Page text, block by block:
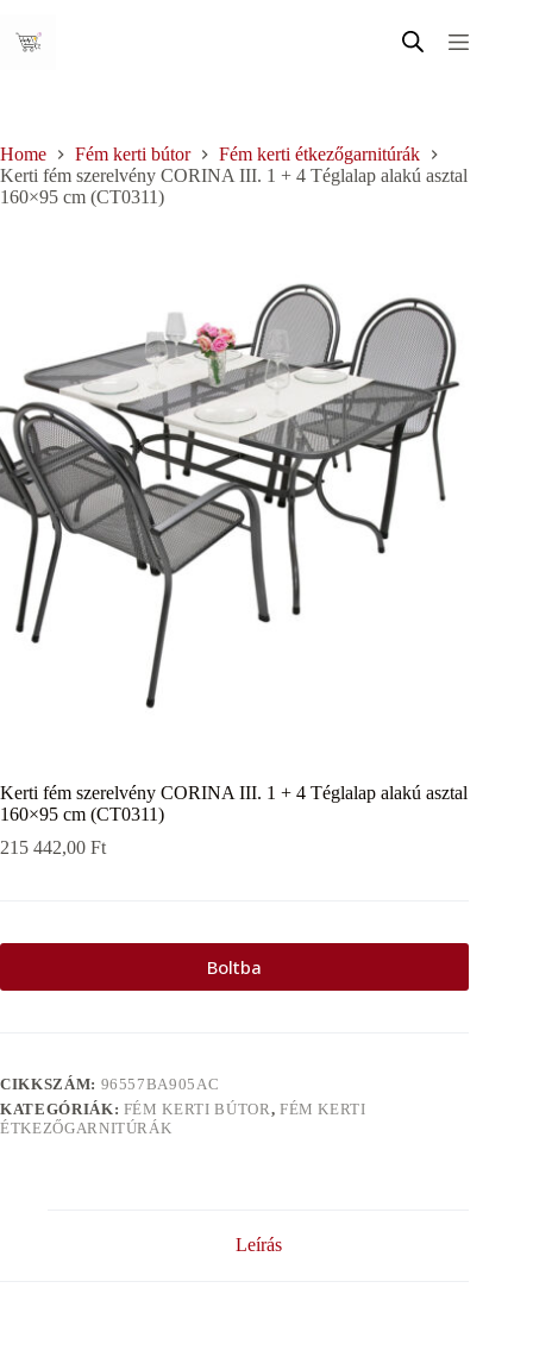
content
Home Fém kerti bútor
Fém kerti étkezőgarnitúrák
Kerti fém szerelvény CORINA III. 1 + 4 Téglalap alakú asztal
160×95 cm (CT0311)
Kerti fém szerelvény CORINA III. 1 + 4 Téglalap alakú asztal
160×95 cm (CT0311)
215 442,00 Ft
Boltba
CIKKSZÁM: 96557BA905AC
KATEGÓRIÁK: FÉM KERTI BÚTOR , FÉM KERTI
ÉTKEZŐGARNITÚRÁK
Leírás